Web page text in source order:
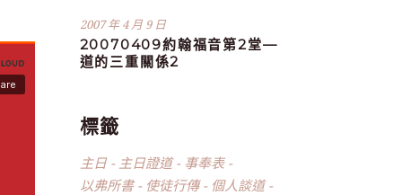
2007 年 4 月 9 日
20070409約翰福音第2堂—
道的三重關係2
標籤
主日 主日證道
事奉表
以弗所書
使徒行傳
個人談道